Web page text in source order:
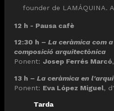
founder de LAMÁQUINA.
12 h - Pausa cafè
12:30 h – La ceràmica com
composició arquitectònica
Ponent: Josep Ferrés Marcó
13 h – La ceràmica en
Ponent: Eva López Miguel,
Tarda